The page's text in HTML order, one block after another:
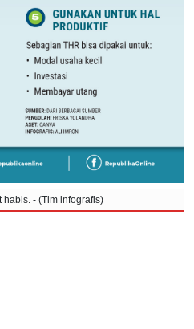
- (Tim infografis)